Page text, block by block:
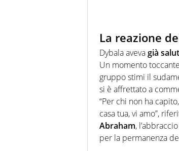
La reazione
Dybala avevagià
Un momento
gruppo stimi il
si è affrettato a
“Per chi non ha
casa tua, vi amo”,
Abraham,
per la permanenza